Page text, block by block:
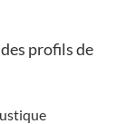
profils de